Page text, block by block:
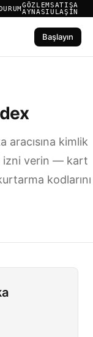
GÖZLEM
AYNASI
SATIŞA
ULAŞIN
Başlayın
aracısına kimlik
izni verin — kart
kodlarını